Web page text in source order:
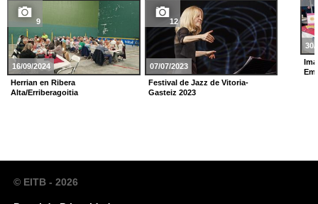
9
16/09/2024
Herrian en Ribera
Alta/Erriberagoitia
12
07/07/2023
Festival de Jazz de Vitoria-
Gasteiz 2023
30/
© EITB - 2026